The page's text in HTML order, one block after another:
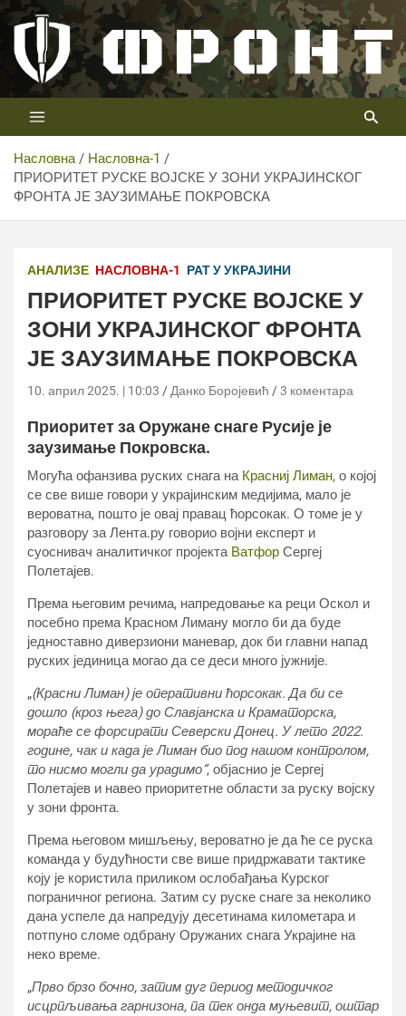
Скип
цонтент
Телевизија ФРОНТ
Први војни канал у Србији
Насловна
Насловна-1
ПРИОРИТЕТ РУСКЕ ВОЈСКЕ У ЗОНИ УКРАЈИНСКОГ
ФРОНТА ЈЕ ЗАУЗИМАЊЕ ПОКРОВСКА
АНАЛИЗЕ НАСЛОВНА-1 РАТ У УКРАЈИНИ
ПРИОРИТЕТ РУСКЕ ВОЈСКЕ У
ЗОНИ УКРАЈИНСКОГ ФРОНТА
ЈЕ ЗАУЗИМАЊЕ ПОКРОВСКА
10. април 2025. | 10:03 Данко Боројевић 3 коментара
Приоритет за Оружане снаге Русије је
заузимање Покровска.
Могућа офанзива руских снага наКрасниј Лиман, о којој
се све више говори у украјинским медијима, мало је
вероватна, пошто је овај правац ћорсокак. О томе је у
разговору за Лента.ру говорио војни експерт и
суоснивач аналитичког пројекта Ватфор Сергеј
Полетајев.
Према његовим речима, напредовање ка реци Оскол и
посебно према Красном Лиману могло би да буде
једноставно диверзиони маневар, док би главни напад
руских јединица могао да се деси много јужније.
„(Красни Лиман) је оперативни ћорсокак. Да би се
дошло (кроз њега) до Славјанска и Краматорска,
мораће се форсирати Северски Донец. У лето 2022.
године, чак и када је Лиман био под нашом контролом,
то нисмо могли да урадимо“, објаснио је Сергеј
Полетајев и навео приоритетне области за руску војску
у зони фронта.
Према његовом мишљењу, вероватно је да ће се руска
команда у будућности све више придржавати тактике
коју је користила приликом ослобађања Курског
пограничног региона. Затим су руске снаге за неколико
дана успеле да напредују десетинама километара и
потпуно сломе одбрану Оружаних снага Украјине на
неко време.
„Прво брзо бочно, затим дуг период методичког
исцрпљивања гарнизона, па тек онда муњевит, оштар